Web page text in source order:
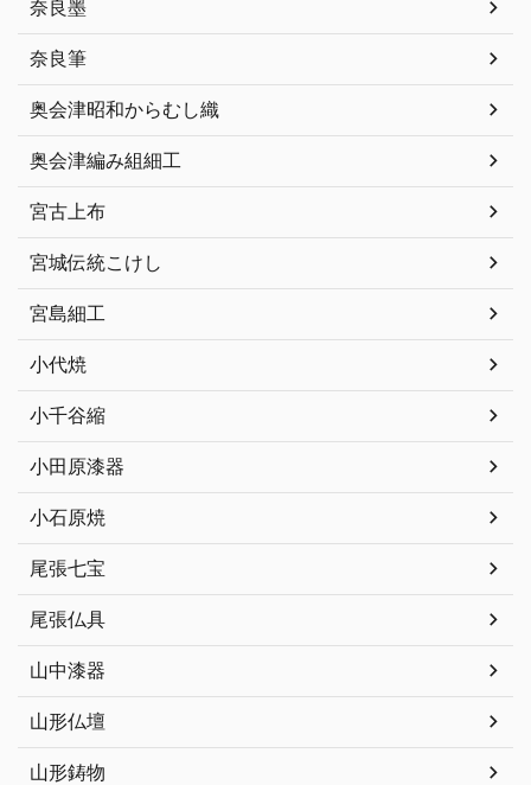
奈良墨
奈良筆
奥会津昭和からむし織
奥会津編み組細工
宮古上布
宮城伝統こけし
宮島細工
小代焼
小千谷縮
小田原漆器
小石原焼
尾張七宝
尾張仏具
山中漆器
山形仏壇
山形鋳物